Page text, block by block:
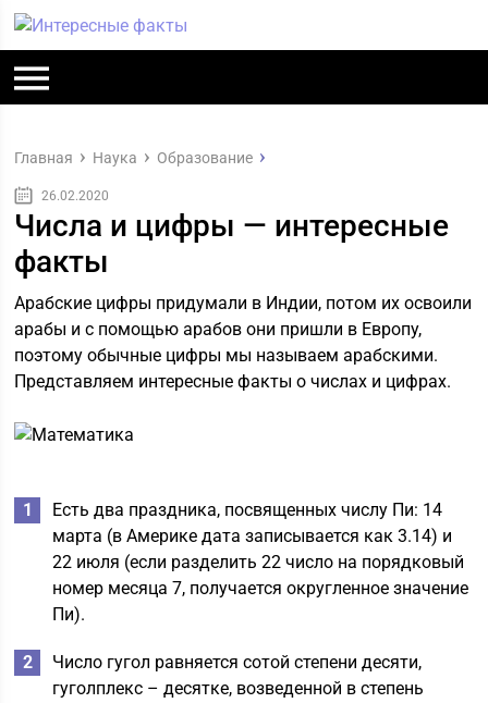
Главная Наука Образование
26.02.2020
Числа и цифры — интересные
факты
Арабские цифры придумали в Индии, потом их освоили
арабы и с помощью арабов они пришли в Европу,
поэтому обычные цифры мы называем арабскими.
Представляем интересные факты о числах и цифрах.
Есть два праздника, посвященных числу Пи: 14
марта (в Америке дата записывается как 3.14) и
22 июля (если разделить 22 число на порядковый
номер месяца 7, получается округленное значение
Пи).
Число гугол равняется сотой степени десяти,
гуголплекс – десятке, возведенной в степень